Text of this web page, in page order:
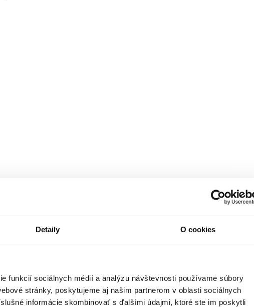
Detaily O cookies
funkcií sociálnych médií a analýzu návštevnosti používame súbory
stránky, poskytujeme aj našim partnerom v oblasti sociálnych
informácie skombinovať s ďalšími údajmi, ktoré ste im poskytli